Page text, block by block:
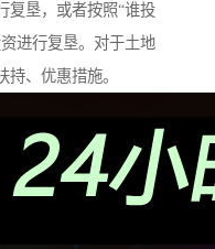
复垦，或者按照“谁投
进行复垦。对于土地
、优惠措施。